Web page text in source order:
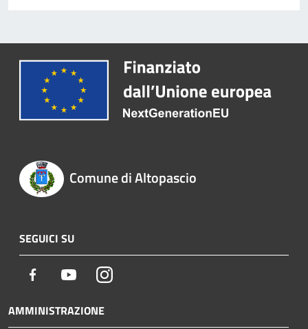
Comune di Altopascio
SEGUICI SU
Facebook YoutubeInstagram
AMMINISTRAZIONE